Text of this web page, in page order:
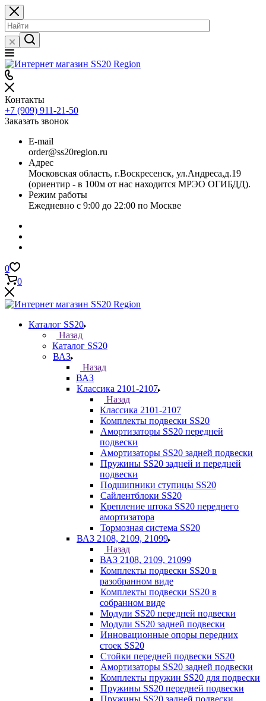
Контакты
+7 (909) 911-21-50
Заказать звонок
E-mail
order@ss20region.ru
Адрес
Московская область, г.Воскресенск, ул.Андреса,д.19
(ориентир - в 100м от нас находится МРЭО ОГИБДД).
Режим работы
Ежедневно с 9:00 до 22:00 по Москве
0
0
Каталог SS20
Назад
Каталог SS20
ВАЗ
Назад
ВАЗ
Классика 2101-2107
Назад
Классика 2101-2107
Комплекты подвески SS20
Амортизаторы SS20 передней
подвески
Амортизаторы SS20 задней подвески
Пружины SS20 задней и передней
подвески
Подшипники ступицы SS20
Сайлентблоки SS20
Крепление штока SS20 переднего
амортизатора
Тормозная система SS20
ВАЗ 2108, 2109, 21099
Назад
ВАЗ 2108, 2109, 21099
Комплекты подвески SS20 в
разобранном виде
Комплекты подвески SS20 в
собранном виде
Модули SS20 передней подвески
Модули SS20 задней подвески
Инновационные опоры передних
стоек SS20
Стойки передней подвески SS20
Амортизаторы SS20 задней подвески
Комплекты пружин SS20 для подвески
Пружины SS20 передней подвески
Пружины SS20 задней подвески